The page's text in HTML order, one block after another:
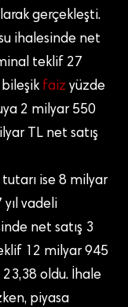
gerçekleşti.
ihalesinde net
teklif 27
faiz yüzde
2 milyar 550
TL net satış
tutarı ise 8 milyar
vadeli
net satış 3
12 milyar 945
oldu. İhale
piyasa